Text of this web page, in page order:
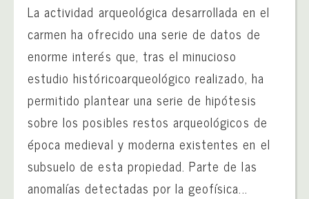
La actividad arqueológica desarrollada en el
carmen ha ofrecido una serie de datos de
enorme interés que, tras el minucioso
estudio históricoarqueológico realizado, ha
permitido plantear una serie de hipótesis
sobre los posibles restos arqueológicos de
época medieval y moderna existentes en el
subsuelo de esta propiedad. Parte de las
anomalías detectadas por la geofísica...